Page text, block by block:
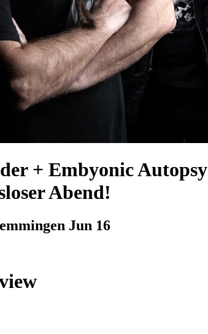
+ Embyonic Autopsy
Abend!
Jun 16